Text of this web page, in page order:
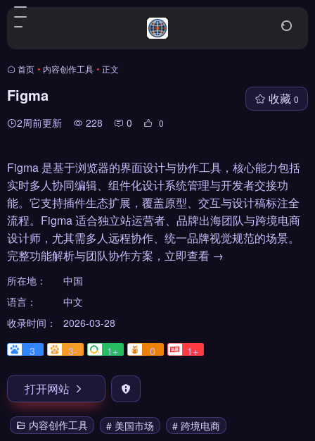
首页 • 内容创作工具 • 正文
Figma
2周前更新 228 0 0
收藏 0
Figma 是基于浏览器的界面设计与协作工具，核心能力包括
实时多人协同编辑、组件化设计系统管理与开发者交接功
能。它支持插件生态扩展，覆盖原型、交互与设计稿标注全
流程。Figma 适合独立站运营者、品牌出海团队与跨境电商
设计师，尤其需多人远程协作、统一品牌视觉规范的场景。
完整功能解析与团队协作方案，立即查看 →
所在地：
中国
语言：
中文
收录时间：
2026-03-28
3
3- 1+ 0 1+
打开网站
内容创作工具 # 美国市场 # 跨境电商